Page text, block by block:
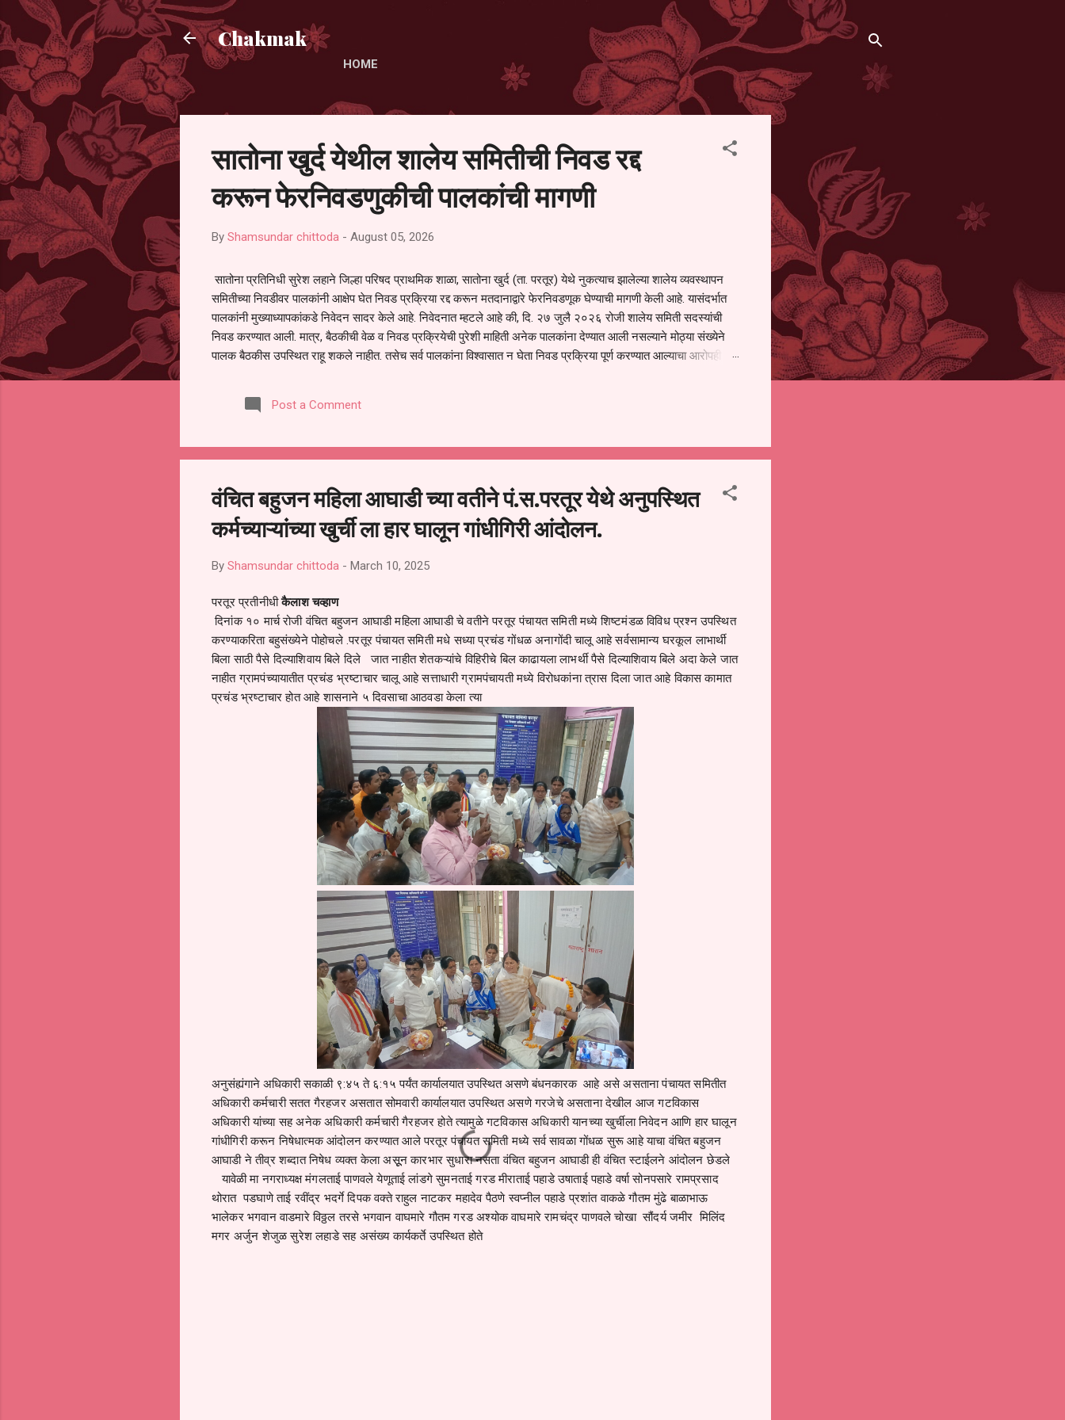
Chakmak
HOME
सातोना खुर्द येथील शालेय समितीची निवड रद्द
करून फेरनिवडणुकीची पालकांची मागणी
By Shamsundar chittoda - August 05, 2026
सातोना प्रतिनिधी सुरेश लहाने जिल्हा परिषद प्राथमिक शाळा, सातोना खुर्द (ता. परतूर) येथे नुकत्याच झालेल्या शालेय व्यवस्थापन
समितीच्या निवडीवर पालकांनी आक्षेप घेत निवड प्रक्रिया रद्द करून मतदानाद्वारे फेरनिवडणूक घेण्याची मागणी केली आहे. यासंदर्भात
पालकांनी मुख्याध्यापकांकडे निवेदन सादर केले आहे. निवेदनात म्हटले आहे की, दि. २७ जुलै २०२६ रोजी शालेय समिती सदस्यांची
निवड करण्यात आली. मात्र, बैठकीची वेळ व निवड प्रक्रियेची पुरेशी माहिती अनेक पालकांना देण्यात आली नसल्याने मोठ्या संख्येने
पालक बैठकीस उपस्थित राहू शकले नाहीत. तसेच सर्व पालकांना विश्वासात न घेता निवड प्रक्रिया पूर्ण करण्यात आल्याचा आरोपही
समितीची फेरनिवडणूक घेण्यात यावी, अशी मागणी पालकांनी केली आहे. या निवेदनाच्या प्रती जिल्हा शिक्षण अधिकारी (प्राथमिक),
जालना तसेच तालुका शिक्षण अधिकारी, परतूर यांनाही पाठविण्यात आल्या असून प्रशासन याबाबत काय निर्णय घेते, याकडे पालकांचे
Post a Comment
वंचित बहुजन महिला आघाडी च्या वतीने पं.स.परतूर येथे अनुपस्थित
कर्मच्याऱ्यांच्या खुर्ची ला हार घालून गांधीगिरी आंदोलन.
By Shamsundar chittoda - March 10, 2025
परतूर प्रतीनीधीकैलाश चव्हाण
दिनांक १० मार्च रोजी वंचित बहुजन आघाडी महिला आघाडी चे वतीने परतूर पंचायत समिती मध्ये शिष्टमंडळ विविध प्रश्न उपस्थित
करण्याकरिता बहुसंख्येने पोहोचले .परतूर पंचायत समिती मधे सध्या प्रचंड गोंधळ अनागोंदी चालू आहे सर्वसामान्य घरकूल लाभार्थी
बिला साठी पैसे दिल्याशिवाय बिले दिले जात नाहीत शेतकऱ्यांचे विहिरीचे बिल काढायला लाभर्थी पैसे दिल्याशिवाय बिले अदा केले जात
नाहीत ग्रामपंच्यायातीत प्रचंड भ्रष्टाचार चालू आहे सत्ताधारी ग्रामपंचायती मध्ये विरोधकांना त्रास दिला जात आहे विकास कामात
प्रचंड भ्रष्टाचार होत आहे शासनाने ५ दिवसाचा आठवडा केला त्या
अनुसंह्यंगाने अधिकारी सकाळी ९:४५ ते ६:१५ पर्यंत कार्यालयात उपस्थित असणे बंधनकारक आहे असे असताना पंचायत समितीत
अधिकारी कर्मचारी सतत गैरहजर असतात सोमवारी कार्यालयात उपस्थित असणे गरजेचे असताना देखील आज गटविकास
अधिकारी यांच्या सह अनेक अधिकारी कर्मचारी गैरहजर होते त्यामुळे गटविकास अधिकारी यानच्या खुर्चीला निवेदन आणि हार घालून
गांधीगिरी करून निषेधात्मक आंदोलन करण्यात आले परतूर पंचायत समिती मध्ये सर्व सावळा गोंधळ सुरू आहे याचा वंचित बहुजन
आघाडी ने तीव्र शब्दात निषेध व्यक्त केला असूून कारभार सुधारा नसता वंचित बहुजन आघाडी ही वंचित स्टाईलने आंदोलन छेडले
यावेळी मा नगराध्यक्ष मंगलताई पाणवले येणूताई लांडगे सुमनताई गरड मीराताई पहाडे उषाताई पहाडे वर्षा सोनपसारे रामप्रसाद
थोरात पडघाणे ताई रवींद्र भदर्गे दिपक वक्ते राहुल नाटकर महादेव पैठणे स्वप्नील पहाडे प्रशांत वाकळे गौतम मुंढे बाळाभाऊ
भालेकर भगवान वाडमारे विठ्ठल तरसे भगवान वाघमारे गौतम गरड अश्योक वाघमारे रामचंद्र पाणवले चोखा सौंदर्य जमीर मिलिंद
मगर अर्जुन शेजुळ सुरेश लहाडे सह असंख्य कार्यकर्ते उपस्थित होते